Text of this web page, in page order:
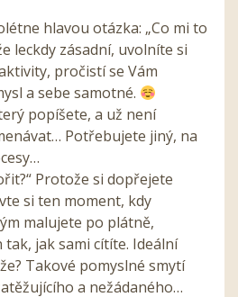
hlavou otázka: „Co mi to
leckdy zásadní, uvolníte si
pročistí se Vám
a sebe samotné.
popíšete, a už není
Potřebujete jiný, na
Protože si dopřejete
si ten moment, kdy
malujete po plátně,
jak sami cítíte. Ideální
Takové pomyslné smytí
a nežádaného…